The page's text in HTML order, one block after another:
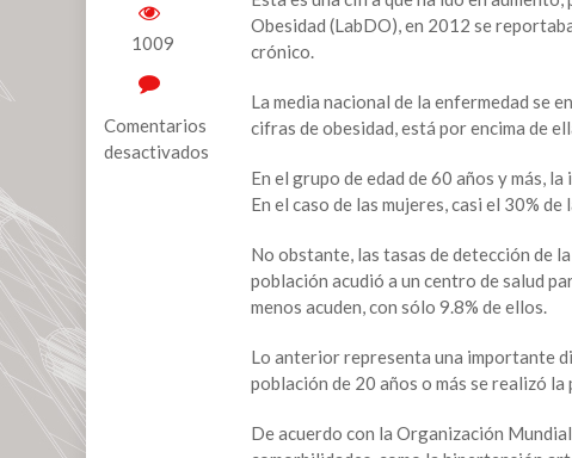
1009
Comentarios
desactivados
Obesidad (LabDO), en 2012 se
crónico.
La media nacional de la enfermedad se
cifras de obesidad, está por encima de
En el grupo de edad de 60 años y más,
En el caso de las mujeres, casi el 30%
No obstante, las tasas de detección de
población acudió a un centro de salud
menos acuden, con sólo 9.8% de ellos.
Lo anterior representa una importante
población de 20 años o más se realizó
De acuerdo con la Organización